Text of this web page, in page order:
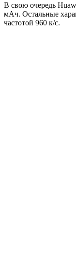
В свою очередь
мАч. Остальные
частотой 960 к/с.